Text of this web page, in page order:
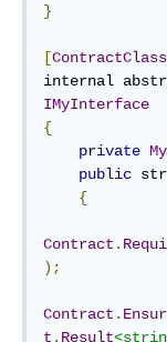
}
[
internal
IMyInterface
{
private
public
{
Contract .
);
Contract .
t . Result